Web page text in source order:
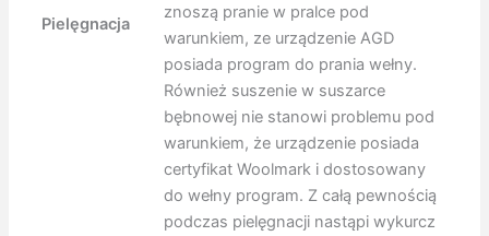
Pielęgnacja
znoszą pranie w pralce pod
warunkiem, ze urządzenie AGD
posiada program do prania wełny.
Również suszenie w suszarce
bębnowej nie stanowi problemu pod
warunkiem, że urządzenie posiada
certyfikat Woolmark i dostosowany
do wełny program. Z całą pewnością
podczas pielęgnacji nastąpi wykurcz